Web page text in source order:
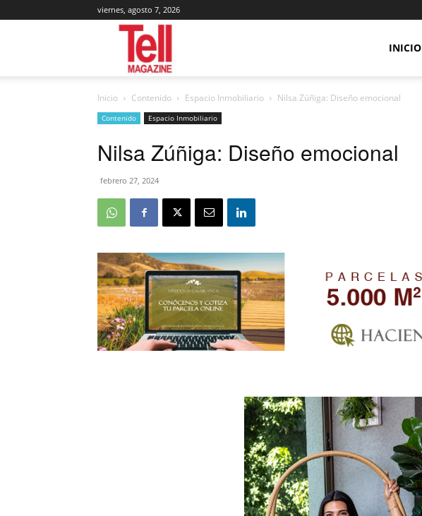
viernes, agosto 7, 2026
Magazine
INICIO
Inicio Contenido Espacio Inmobiliario Nilsa Zúñiga: Diseño emocional
Contenido Espacio Inmobiliario
Nilsa Zúñiga: Diseño emocional
febrero 27, 2024